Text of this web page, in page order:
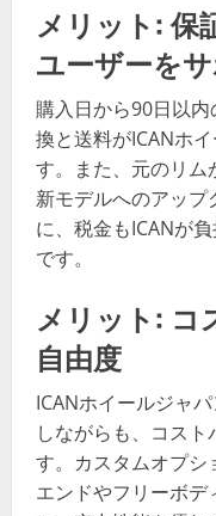
メリット: 保
ユーザーを
購入日から90日以
換と送料がICANホ
す。また、元のリム
新モデルへのアップ
に、税金もICANが
です。
メリット: コ
自由度
ICANホイールジャ
しながらも、コス
す。カスタムオプシ
エンドやフリーボデ